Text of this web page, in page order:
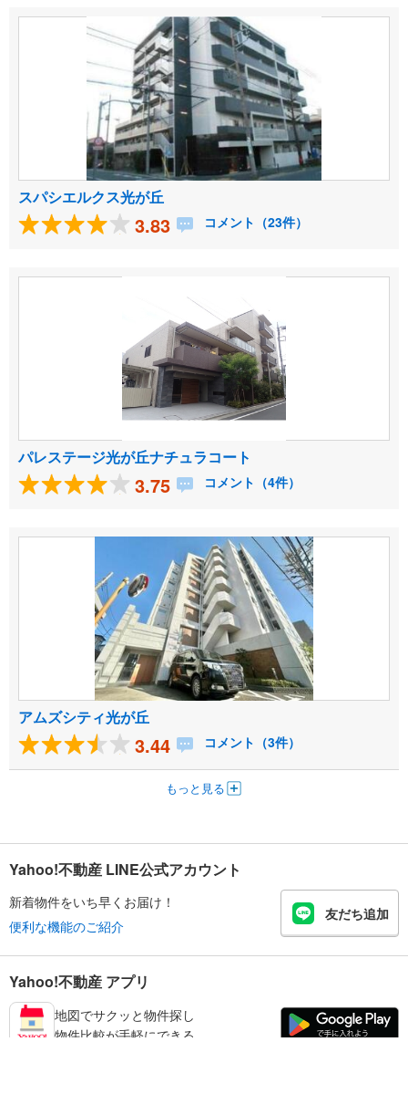
スパシエルクス光が丘
3.83 コメント（23件）
パレステージ光が丘ナチュラコート
3.75 コメント（4件）
アムズシティ光が丘
3.44 コメント（3件）
もっと見る
Yahoo!不動産 LINE公式アカウント
新着物件をいち早くお届け！
便利な機能のご紹介
友だち追加
Yahoo!不動産 アプリ
地図でサクッと物件探し
物件比較が手軽にできる